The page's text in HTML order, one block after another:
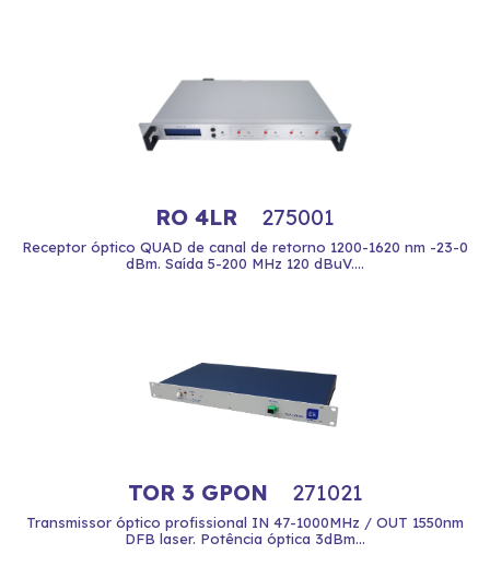
RO 4LR 275001
Receptor óptico QUAD de canal de retorno 1200-1620 nm -23-0
dBm. Saída 5-200 MHz 120 dBuV....
TOR 3 GPON 271021
Transmissor óptico profissional IN 47-1000MHz / OUT 1550nm
DFB laser. Potência óptica 3dBm...